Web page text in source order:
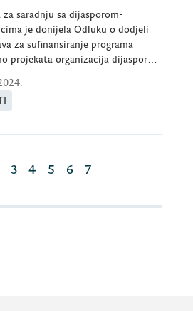
za saradnju sa dijasporom-
je donijela Odluku o dodjeli
za sufinansiranje programa
projekata organizacija dijaspore-
3 4 5 6 7